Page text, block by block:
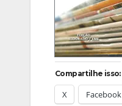
Compartilhe isso:
X Facebook